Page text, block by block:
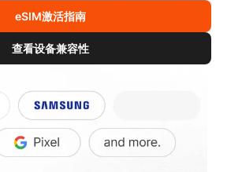
eSIM激活指南
查看设备兼容性